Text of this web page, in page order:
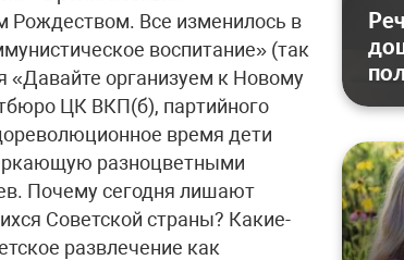
Рождеством. Все изменилось в
воспитание» (так
«Давайте организуем к Новому
ЦК ВКП(б), партийного
время дети
разноцветными
Почему сегодня лишают
Советской страны? Какие-
развлечение как